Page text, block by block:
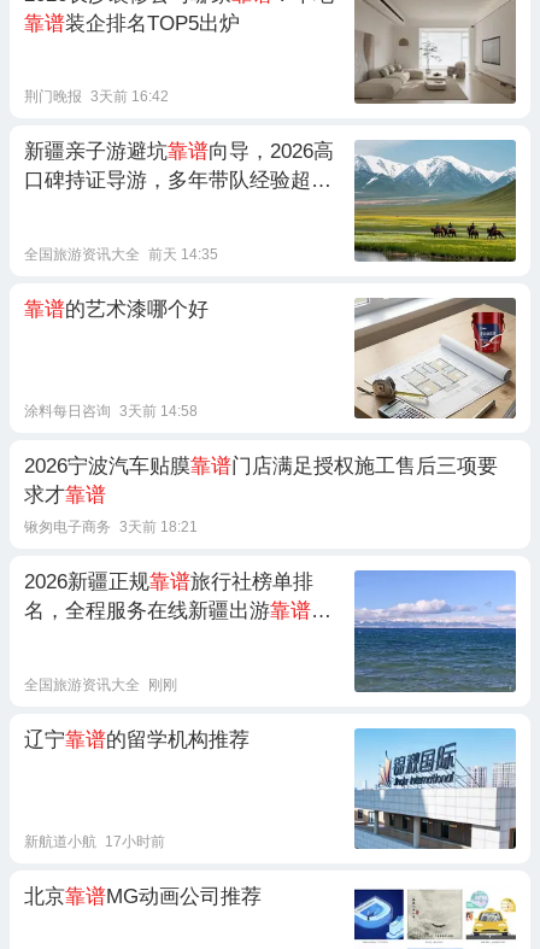
靠谱装企排名TOP5出炉
荆门晚报 3天前 16:42
新疆亲子游避坑靠谱向导，2026高
口碑持证导游，多年带队经验超 靠
全国旅游资讯大全 前天 14:35
靠谱的艺术漆哪个好
涂料每日咨询 3天前 14:58
2026宁波汽车贴膜靠谱门店满足授权施工售后三项要
求才靠谱
锹匆电子商务 3天前 18:21
2026新疆正规靠谱旅行社榜单排
名，全程服务在线新疆出游靠谱品
全国旅游资讯大全 刚刚
辽宁靠谱的留学机构推荐
新航道小航 17小时前
北京靠谱MG动画公司推荐